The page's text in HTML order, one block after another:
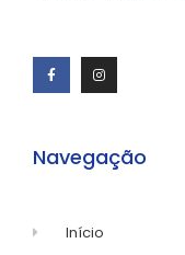
Navegação
Início